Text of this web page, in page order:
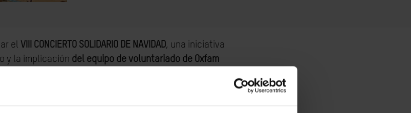
el VIII CONCIERTO SOLIDARIO DE NAVIDAD, una iniciativa
y la implicación del equipo de voluntariado de Oxfam